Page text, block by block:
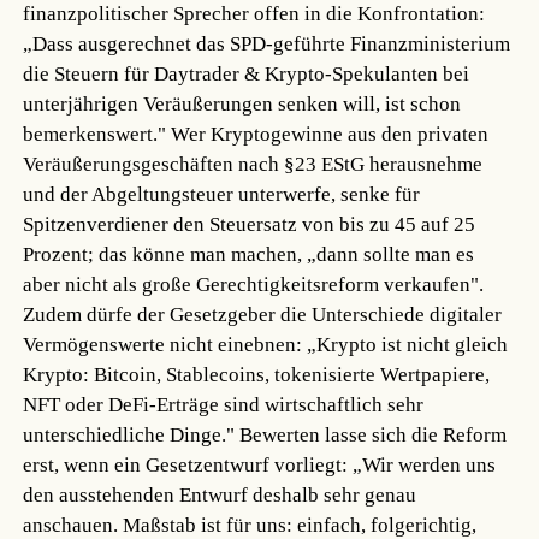
finanzpolitischer Sprecher offen in die Konfrontation:
„Dass ausgerechnet das SPD-geführte Finanzministerium
die Steuern für Daytrader & Krypto-Spekulanten bei
unterjährigen Veräußerungen senken will, ist schon
bemerkenswert." Wer Kryptogewinne aus den privaten
Veräußerungsgeschäften nach §23 EStG herausnehme
und der Abgeltungsteuer unterwerfe, senke für
Spitzenverdiener den Steuersatz von bis zu 45 auf 25
Prozent; das könne man machen, „dann sollte man es
aber nicht als große Gerechtigkeitsreform verkaufen".
Zudem dürfe der Gesetzgeber die Unterschiede digitaler
Vermögenswerte nicht einebnen: „Krypto ist nicht gleich
Krypto: Bitcoin, Stablecoins, tokenisierte Wertpapiere,
NFT oder DeFi-Erträge sind wirtschaftlich sehr
unterschiedliche Dinge." Bewerten lasse sich die Reform
erst, wenn ein Gesetzentwurf vorliegt: „Wir werden uns
den ausstehenden Entwurf deshalb sehr genau
anschauen. Maßstab ist für uns: einfach, folgerichtig,